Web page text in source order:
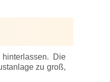
Die
zu groß,